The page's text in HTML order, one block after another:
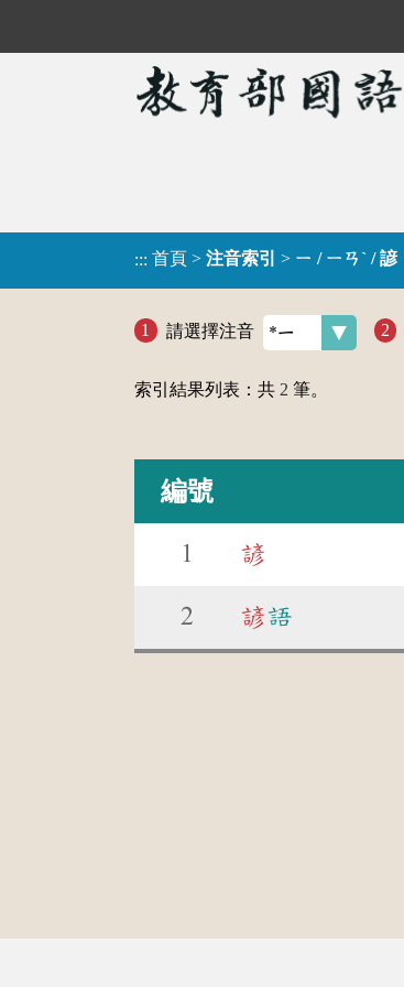
::: 首頁 > 注音索引 > ㄧ / ㄧㄢˋ / 諺
請選擇注音
索引結果列表：共 2 筆。
編號
1 諺
2 諺語